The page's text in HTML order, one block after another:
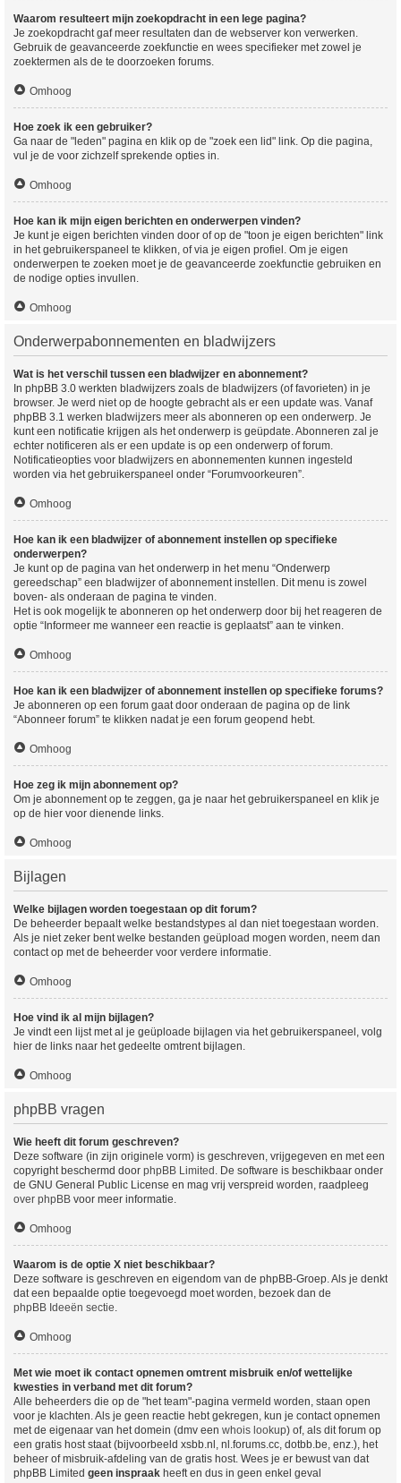
Waarom resulteert mijn zoekopdracht in een lege pagina?
Je zoekopdracht gaf meer resultaten dan de webserver kon verwerken.
Gebruik de geavanceerde zoekfunctie en wees specifieker met zowel je
zoektermen als de te doorzoeken forums.
Omhoog
Hoe zoek ik een gebruiker?
Ga naar de "leden" pagina en klik op de "zoek een lid" link. Op die pagina,
vul je de voor zichzelf sprekende opties in.
Omhoog
Hoe kan ik mijn eigen berichten en onderwerpen vinden?
Je kunt je eigen berichten vinden door of op de "toon je eigen berichten" link
in het gebruikerspaneel te klikken, of via je eigen profiel. Om je eigen
onderwerpen te zoeken moet je de geavanceerde zoekfunctie gebruiken en
de nodige opties invullen.
Omhoog
Onderwerpabonnementen en bladwijzers
Wat is het verschil tussen een bladwijzer en abonnement?
In phpBB 3.0 werkten bladwijzers zoals de bladwijzers (of favorieten) in je
browser. Je werd niet op de hoogte gebracht als er een update was. Vanaf
phpBB 3.1 werken bladwijzers meer als abonneren op een onderwerp. Je
kunt een notificatie krijgen als het onderwerp is geüpdate. Abonneren zal je
echter notificeren als er een update is op een onderwerp of forum.
Notificatieopties voor bladwijzers en abonnementen kunnen ingesteld
worden via het gebruikerspaneel onder “Forumvoorkeuren”.
Omhoog
Hoe kan ik een bladwijzer of abonnement instellen op specifieke
onderwerpen?
Je kunt op de pagina van het onderwerp in het menu “Onderwerp
gereedschap” een bladwijzer of abonnement instellen. Dit menu is zowel
boven- als onderaan de pagina te vinden.
Het is ook mogelijk te abonneren op het onderwerp door bij het reageren de
optie “Informeer me wanneer een reactie is geplaatst” aan te vinken.
Omhoog
Hoe kan ik een bladwijzer of abonnement instellen op specifieke forums?
Je abonneren op een forum gaat door onderaan de pagina op de link
“Abonneer forum” te klikken nadat je een forum geopend hebt.
Omhoog
Hoe zeg ik mijn abonnement op?
Om je abonnement op te zeggen, ga je naar het gebruikerspaneel en klik je
op de hier voor dienende links.
Omhoog
Bijlagen
Welke bijlagen worden toegestaan op dit forum?
De beheerder bepaalt welke bestandstypes al dan niet toegestaan worden.
Als je niet zeker bent welke bestanden geüpload mogen worden, neem dan
contact op met de beheerder voor verdere informatie.
Omhoog
Hoe vind ik al mijn bijlagen?
Je vindt een lijst met al je geüploade bijlagen via het gebruikerspaneel, volg
hier de links naar het gedeelte omtrent bijlagen.
Omhoog
phpBB vragen
Wie heeft dit forum geschreven?
Deze software (in zijn originele vorm) is geschreven, vrijgegeven en met een
copyright beschermd door phpBB Limited . De software is beschikbaar onder
de GNU General Public License en mag vrij verspreid worden, raadpleeg
over phpBB voor meer informatie.
Omhoog
Waarom is de optie X niet beschikbaar?
Deze software is geschreven en eigendom van de phpBB-Groep. Als je denkt
dat een bepaalde optie toegevoegd moet worden, bezoek dan de
phpBB Ideeën sectie.
Omhoog
Met wie moet ik contact opnemen omtrent misbruik en/of wettelijke
kwesties in verband met dit forum?
Alle beheerders die op de "het team"-pagina vermeld worden, staan open
voor je klachten. Als je geen reactie hebt gekregen, kun je contact opnemen
met de eigenaar van het domein (dmv een whois lookup) of, als dit forum op
een gratis host staat (bijvoorbeeld xsbb.nl, nl.forums.cc, dotbb.be, enz.), het
beheer of misbruik-afdeling van de gratis host. Wees je er bewust van dat
phpBB Limited geen inspraak heeft en dus in geen enkel geval